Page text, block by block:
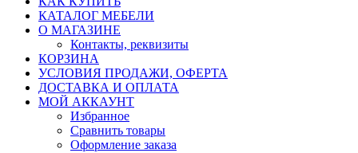
КАТАЛОГ МЕБЕЛИ
О МАГАЗИНЕ
Контакты, реквизиты
КОРЗИНА
УСЛОВИЯ ПРОДАЖИ, ОФЕРТА
ДОСТАВКА И ОПЛАТА
МОЙ АККАУНТ
Избранное
Сравнить товары
Оформление заказа